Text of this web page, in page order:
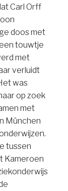
Carl Orff
doos met
touwtje
met
verluidt
was
op zoek
met
München
tussen
Kameroen